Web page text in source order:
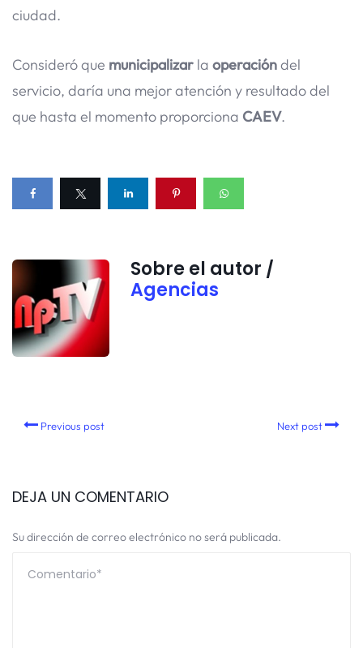
ciudad.
Consideró que municipalizar la operacióndel
servicio, daría una mejor atención y resultado del
que hasta el momento proporciona CAEV.
Sobre el autor /
Agencias
Previous post Next post
DEJA UN COMENTARIO
Su dirección de correo electrónico no será publicada.